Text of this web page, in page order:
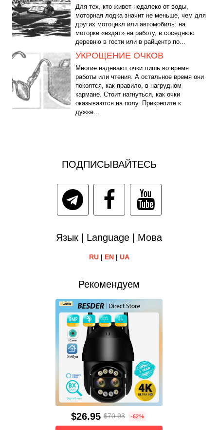
Для тех, кто живет недалеко от воды,
моторная лодка значит не меньше, чем для
других мотоцикл или автомобиль: на
моторке «ездят» на работу, в соседнюю
деревню в гости или в райцентр по...
УКРОЩЕНИЕ ОЧКОВ
Многие надевают очки лишь во время
работы или чтения. А остальное время они
покоятся, как правило, в нагрудном
кармане. Стоит нагнуться, как очки
оказываются на полу. Прикрепите к
дужке...
ПОДПИСЫВАЙТЕСЬ
Язык | Language | Мова
RU| EN| UA
Рекомендуем
$26.95 $70.93 -62%